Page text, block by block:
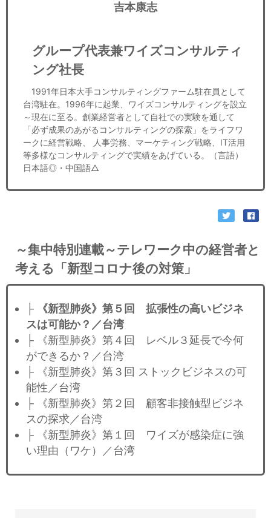
吉本康志
グループ代表兼ワイズコンサルティ
ング社長
1991年日本大手コンサルティングファーム駐在員として
台湾駐在。1996年に起業、ワイズコンサルティングを設立
～現在に至る。創業経営者として自社での実験を通して
「必ず成果のあがるコンサルティングの探索」をライフワ
ークに経営戦略、 人事労務、マーケティング戦略、IT活用
等多様なコンサルティングで実績をあげている。（言語）
日本語◎・中国語△
～集中特別連載～テレワーク中の経営者と
考える「新型コロナ後の対策」
├
《新型肺炎》第５回 拡張性の高いビジネ
スは可能か？／台湾
├ 《新型肺炎》第４回 レベル３延長で今何
ができるか？／台湾
├ 《新型肺炎》第３回 ストックビジネスの可
能性／台湾
├ 《新型肺炎》第２回 顧客非接触型ビジネ
スの探求／台湾
├ 《新型肺炎》第１回 ワイズが感染症に強
い理由（ワケ）／台湾